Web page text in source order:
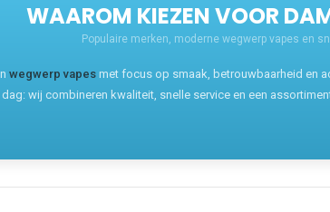
WAAROM KIEZEN VOOR
Populaire merken, moderne wegwerp vapes en
wegwerp vapes met focus op smaak, betrouwbaarheid en
wij combineren kwaliteit, snelle service en een